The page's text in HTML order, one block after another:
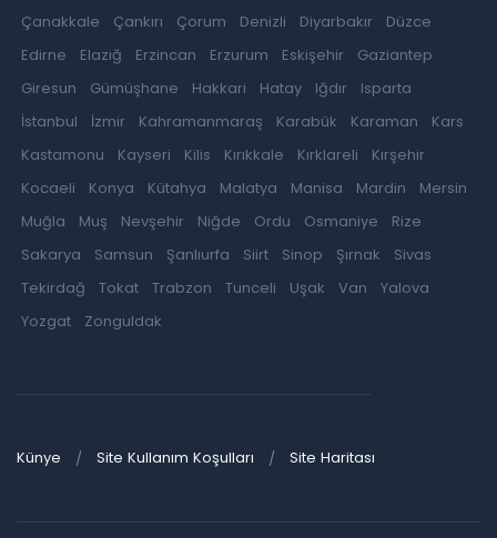
Çanakkale
Çankırı Çorum Denizli Diyarbakır
Düzce
Edirne
Elazığ Erzincan Erzurum Eskişehir
Gaziantep
Giresun
Gümüşhane Hakkari Hatay Iğdır
Isparta
İstanbul
İzmir Kahramanmaraş Karabük Karaman
Kars
Kastamonu
Kayseri Kilis Kırıkkale Kırklareli
Kırşehir
Kocaeli
Konya Kütahya Malatya Manisa Mardin
Mersin
Muğla
Muş Nevşehir Niğde Ordu Osmaniye
Rize
Sakarya
Samsun Şanlıurfa Siirt Sinop Şırnak
Sivas
Tekirdağ
Tokat Trabzon Tunceli Uşak Van
Yalova
Yozgat
Zonguldak
Künye Site Kullanım Koşulları Site Haritası